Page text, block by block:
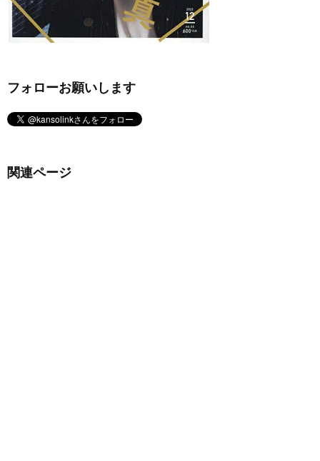
フォローお願いします
関連ページ